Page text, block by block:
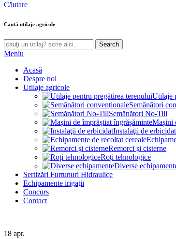
Căutare
Caută utilaje agricole
Search
Meniu
Acasă
Despre noi
Utilaje agricole
Utilaje
Semănători
Semănători No-Till
Mașini
Instalaţii de erbicidat
Remorci şi cisterne
Roți tehnologice
Diverse
Sertizări Furtunuri Hidraulice
Echipamente irigaţii
Concurs
Contact
18 apr.